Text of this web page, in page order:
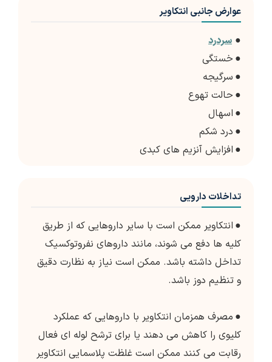
عوارض جانبی انتکاویر
● سردرد
● خستگی
● سرگیجه
● حالت تهوع
● اسهال
● درد شکم
● افزایش آنزیم های کبدی
تداخلات دارویی
● انتکاویر ممکن است با سایر داروهایی که از طریق
کلیه ها دفع می شوند، مانند داروهای نفروتوکسیک
تداخل داشته باشد. ممکن است نیاز به نظارت دقیق
و تنظیم دوز باشد.
● مصرف همزمان انتکاویر با داروهایی که عملکرد
کلیوی را کاهش می دهند یا برای ترشح لوله ای فعال
رقابت می کنند ممکن است غلظت پلاسمایی انتکاویر